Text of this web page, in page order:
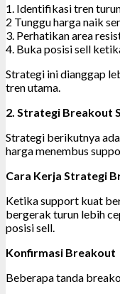
1. Identifikasi tren
2 Tunggu harga naik
3. Perhatikan area
4. Buka posisi sell
Strategi ini dianggap
tren utama.
2. Strategi Breakout
Strategi berikutnya
harga menembus
Cara Kerja Strategi
Ketika support kuat
bergerak turun lebih
posisi sell.
Konfirmasi Breakout
Beberapa tanda